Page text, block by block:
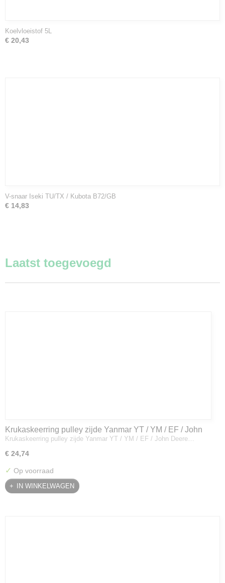
Koelvloeistof 5L
€ 20,43
V-snaar Iseki TU/TX / Kubota B72/GB
€ 14,83
Laatst toegevoegd
Krukaskeerring pulley zijde Yanmar YT / YM / EF / John
Deere - 119934-01800
Krukaskeerring pulley zijde Yanmar YT / YM / EF / John Deere…
€ 24,74
✓ Op voorraad
IN WINKELWAGEN